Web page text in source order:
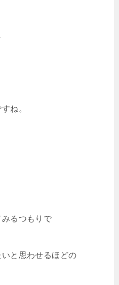
ね。
るつもりで
と思わせるほどの